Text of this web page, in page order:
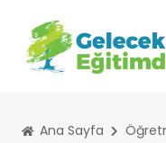
Ana Sayfa